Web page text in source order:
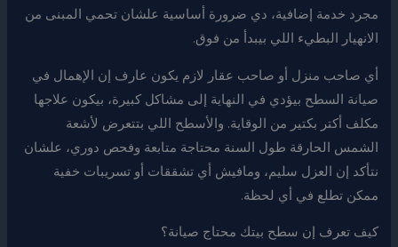
مجرد خدمة إضافية، دي ضرورة أساسية علشان تحمي المبنى من
الانهيار البطيء اللي بيبدأ من فوق.
أي صاحب منزل أو صاحب عقار لازم يكون عارف إن الإهمال في
صيانة السطح بيؤدي في النهاية إلى مشاكل كبيرة، بيكون علاجها
مكلف أكتر بكتير من الوقاية. والأسطح اللي بتتعرض لأشعة
الشمس الحارقة طول السنة محتاجة متابعة وفحص دوري، علشان
نتأكد إن العزل سليم، ومافيش أي تشققات أو تسريبات خفية
ممكن تطلع في أي لحظة.
كيف تعرف إن سطح بيتك محتاج صيانة؟